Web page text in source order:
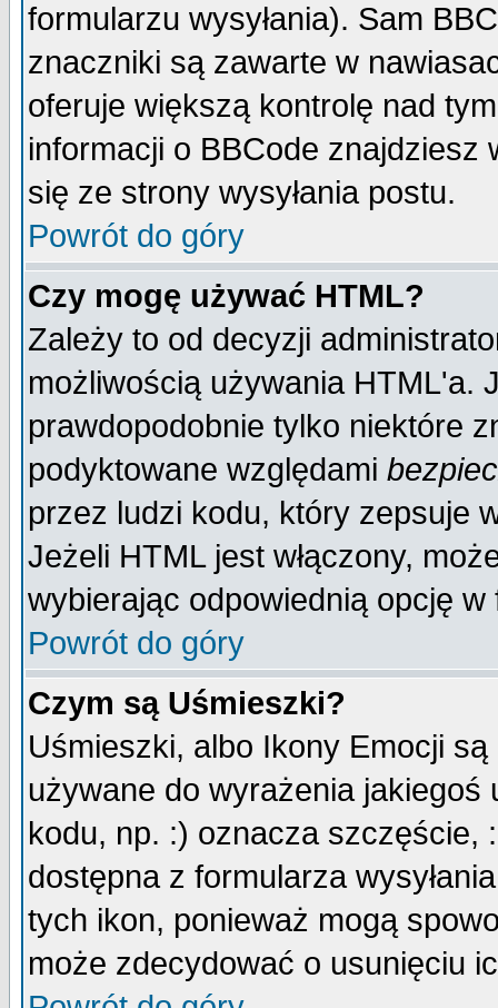
formularzu wysyłania). Sam
znaczniki są zawarte w
oferuje większą kontrolę nad
informacji o BBCode
się ze strony wysyłania postu.
Powrót do góry
Czy mogę używać HTML?
Zależy to od decyzji
możliwością używania HTML'a.
prawdopodobnie tylko niektóre
podyktowane względami
przez ludzi kodu, który zepsuje
Jeżeli HTML jest włączony,
wybierając odpowiednią opcję w
Powrót do góry
Czym są Uśmieszki?
Uśmieszki, albo Ikony Emocji
używane do wyrażenia
kodu, np. :) oznacza szczęście,
dostępna z formularza
tych ikon, ponieważ mogą
może zdecydować o usunięciu